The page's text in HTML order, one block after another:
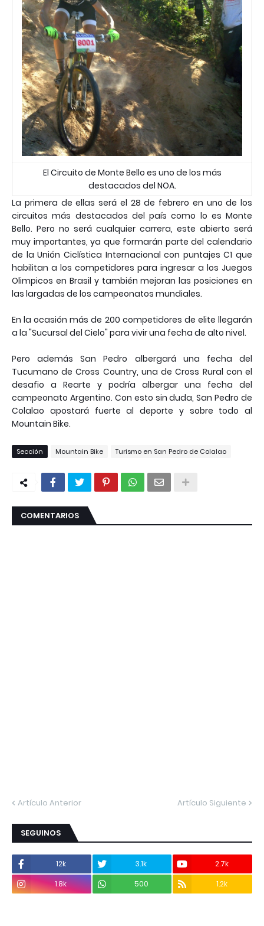
El Circuito de Monte Bello es uno de los más
destacados del NOA.
La primera de ellas será el 28 de febrero en uno de los
circuitos más destacados del país como lo es Monte
Bello. Pero no será cualquier carrera, este abierto será
muy importantes, ya que formarán parte del calendario
de la Unión Ciclística Internacional con puntajes C1 que
habilitan a los competidores para ingresar a los Juegos
Olimpicos en Brasil y también mejoran las posiciones en
las largadas de los campeonatos mundiales.
En la ocasión más de 200 competidores de elite llegarán
a la "Sucursal del Cielo" para vivir una fecha de alto nivel.
Pero además San Pedro albergará una fecha del
Tucumano de Cross Country, una de Cross Rural con el
desafio a Rearte y podría albergar una fecha del
campeonato Argentino. Con esto sin duda, San Pedro de
Colalao apostará fuerte al deporte y sobre todo al
Mountain Bike.
Sección Mountain Bike Turismo en San Pedro de Colalao
COMENTARIOS
Artículo Anterior Artículo Siguiente
SEGUINOS
12k 3.1k
2.7k
1.8k
500 1.2k